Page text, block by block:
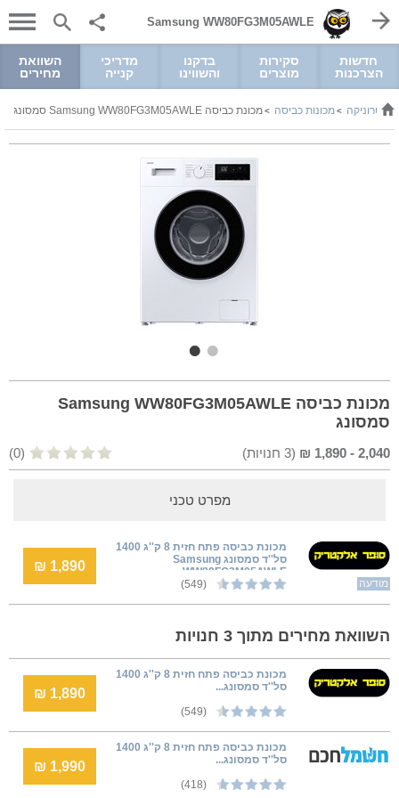
Samsung WW80FG3M05AWLE
חדשות
הצרכנות
סקירות
מוצרים
בדקנו
והשווינו
מדריכי
קנייה
השוואת
מחירים
>מכונות כביסה >מכונת כביסה Samsung WW80FG3M05AWLE סמסונג
מכונת כביסה Samsung WW80FG3M05AWLE
סמסונג
2,040
-
1,890
₪
(
3 חנויות) (0)
מפרט טכני
מודעה
מכונת כביסה פתח חזית 8 ק''ג 1400
סל''ד סמסונג Samsung
WW80FG3M05AWLE
(549)
1,890 ₪
השוואת מחירים מתוך 3 חנויות
מכונת כביסה פתח חזית 8 ק''ג 1400
סל''ד סמסונג...
(549)
1,890 ₪
מכונת כביסה פתח חזית 8 ק''ג 1400
סל''ד סמסונג...
(418)
1,990 ₪